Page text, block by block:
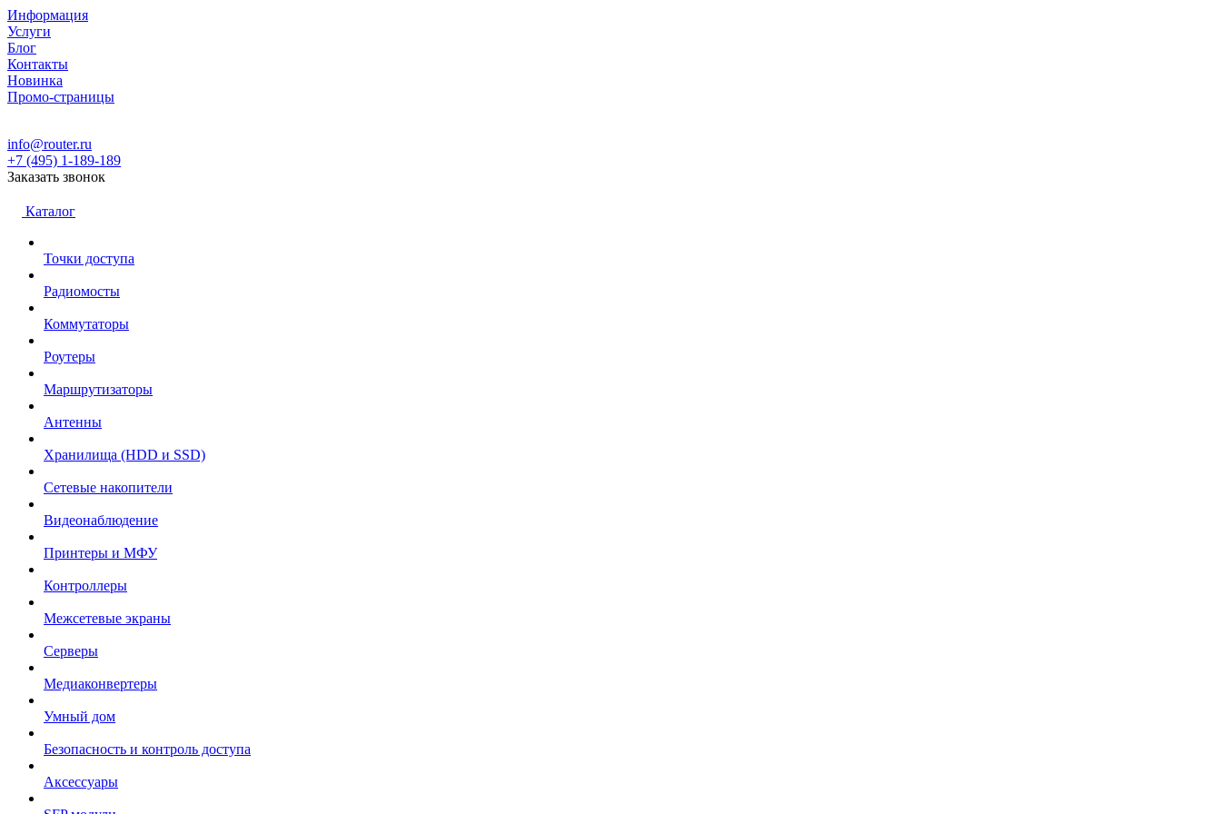
Информация
Услуги
Блог
Контакты
Новинка
Промо-страницы
info@router.ru
+7 (495) 1-189-189
Заказать звонок
Каталог
Точки доступа
Радиомосты
Коммутаторы
Роутеры
Маршрутизаторы
Антенны
Хранилища (HDD и SSD)
Сетевые накопители
Видеонаблюдение
Принтеры и МФУ
Контроллеры
Межсетевые экраны
Серверы
Медиаконвертеры
Умный дом
Безопасность и контроль доступа
Аксессуары